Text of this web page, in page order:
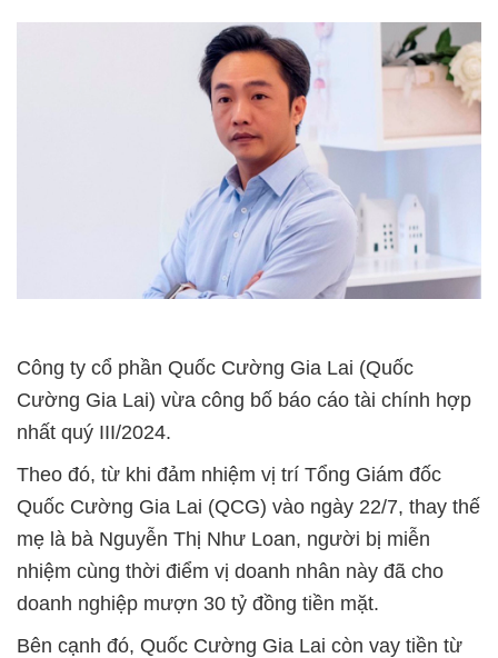
Công ty cổ phần Quốc Cường Gia Lai (Quốc
Cường Gia Lai) vừa công bố báo cáo tài chính hợp
nhất quý III/2024.
Theo đó, từ khi đảm nhiệm vị trí Tổng Giám đốc
Quốc Cường Gia Lai (QCG) vào ngày 22/7, thay thế
mẹ là bà Nguyễn Thị Như Loan, người bị miễn
nhiệm cùng thời điểm vị doanh nhân này đã cho
doanh nghiệp mượn 30 tỷ đồng tiền mặt.
Bên cạnh đó, Quốc Cường Gia Lai còn vay tiền từ